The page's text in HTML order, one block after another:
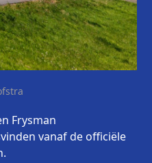
Frysman
vanaf de officiële